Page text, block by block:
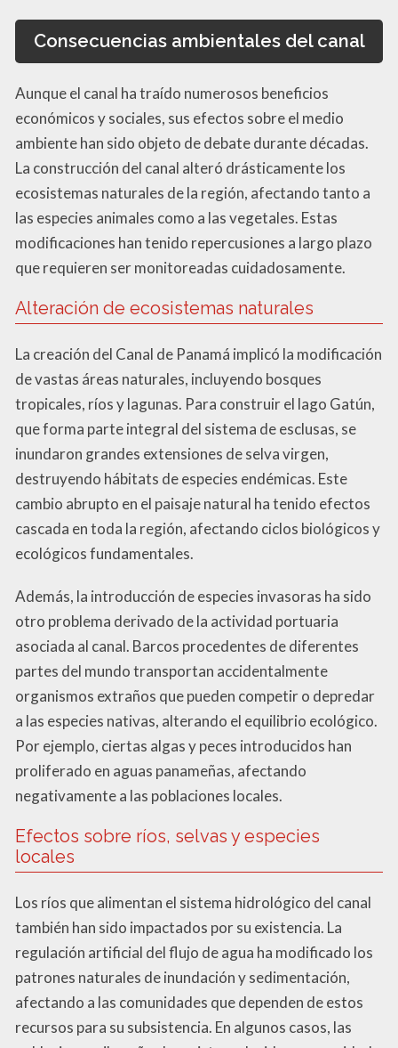
Consecuencias ambientales del canal
Aunque el canal ha traído numerosos beneficios
económicos y sociales, sus efectos sobre el medio
ambiente han sido objeto de debate durante décadas.
La construcción del canal alteró drásticamente los
ecosistemas naturales de la región, afectando tanto a
las especies animales como a las vegetales. Estas
modificaciones han tenido repercusiones a largo plazo
que requieren ser monitoreadas cuidadosamente.
Alteración de ecosistemas naturales
La creación del Canal de Panamá implicó la modificación
de vastas áreas naturales, incluyendo bosques
tropicales, ríos y lagunas. Para construir el lago Gatún,
que forma parte integral del sistema de esclusas, se
inundaron grandes extensiones de selva virgen,
destruyendo hábitats de especies endémicas. Este
cambio abrupto en el paisaje natural ha tenido efectos
cascada en toda la región, afectando ciclos biológicos y
ecológicos fundamentales.
Además, la introducción de especies invasoras ha sido
otro problema derivado de la actividad portuaria
asociada al canal. Barcos procedentes de diferentes
partes del mundo transportan accidentalmente
organismos extraños que pueden competir o depredar
a las especies nativas, alterando el equilibrio ecológico.
Por ejemplo, ciertas algas y peces introducidos han
proliferado en aguas panameñas, afectando
negativamente a las poblaciones locales.
Efectos sobre ríos, selvas y especies
locales
Los ríos que alimentan el sistema hidrológico del canal
también han sido impactados por su existencia. La
regulación artificial del flujo de agua ha modificado los
patrones naturales de inundación y sedimentación,
afectando a las comunidades que dependen de estos
recursos para su subsistencia. En algunos casos, las